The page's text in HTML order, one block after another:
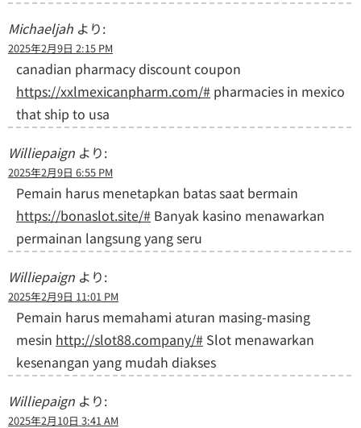
Michaeljah より:
2025年2月9日 2:15 PM
canadian pharmacy discount coupon
https://xxlmexicanpharm.com/# pharmacies in mexico
that ship to usa
Williepaign より:
2025年2月9日 6:55 PM
Pemain harus menetapkan batas saat bermain
https://bonaslot.site/# Banyak kasino menawarkan
permainan langsung yang seru
Williepaign より:
2025年2月9日 11:01 PM
Pemain harus memahami aturan masing-masing
mesin http://slot88.company/# Slot menawarkan
kesenangan yang mudah diakses
Williepaign より:
2025年2月10日 3:41 AM